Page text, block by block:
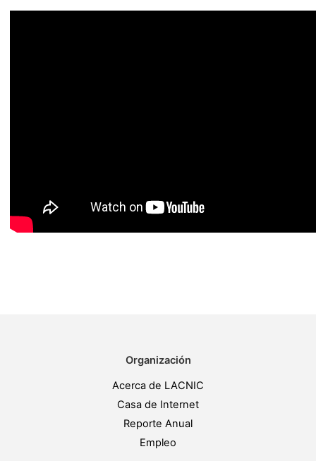
Organización
Acerca de LACNIC
Casa de Internet
Reporte Anual
Empleo